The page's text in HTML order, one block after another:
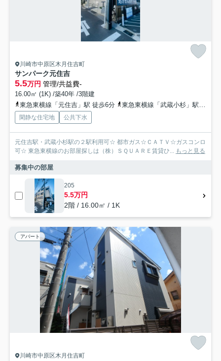
川崎市中原区木月住吉町
サンパーク元住吉
5.5万円 管理/共益費-
16.00㎡ (1K) /築40年 /3階建
東急東横線「元住吉」駅 徒歩6分
東急東横線「武蔵小杉」駅 徒歩14分
閑静な住宅地 公共下水
元住吉駅・武蔵小杉駅の２駅利用可☆ 都市ガス☆ＣＡＴＶ☆ガスコンロ
可☆ 東急東横線のお部屋探しは（株）ＳＱＵＡＲＥ賃貸ひ... もっと見る
募集中の部屋
205
5.5万円
2階 / 16.00㎡ / 1K
アパート
川崎市中原区木月住吉町